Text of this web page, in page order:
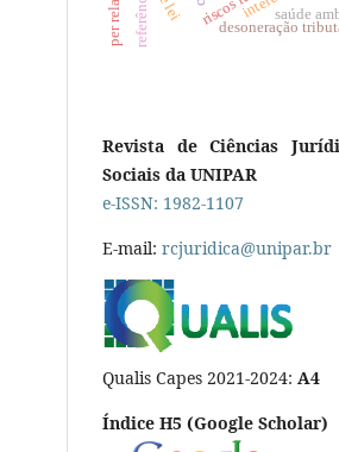
desoneração
saúde
referência
Revista de Ciências
Sociais da UNIPAR
e-ISSN: 1982-1107
E-mail: rcjuridica@unipar.br
Qualis Capes 2021-2024: A4
Índice H5 (Google Scholar)